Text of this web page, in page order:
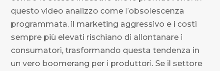
questo video analizzo come l’obsolescenza
programmata, il marketing aggressivo e i costi
sempre più elevati rischiano di allontanare i
consumatori, trasformando questa tendenza in
un vero boomerang per i produttori. Se il settore